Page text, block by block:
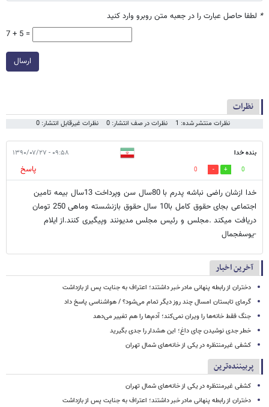
* لطفا حاصل عبارت را در جعبه متن روبرو وارد کنید
7 + 5 =
ارسال
نظرات
نظرات منتشر شده: 1 نظرات در صف انتشار: 0 نظرات غیرقابل انتشار: 0
بنده خدا ۰۹:۵۸ - ۱۳۹۰/۰۷/۲۷
0
0
پاسخ
خدا ازشان راضی نباشه پدرم با 80سال سن وپرداخت 13سال بیمه تامین
اجتماعی بجای حقوق کامل با10 سال حقوق بازنشسته وماهی 250 تومان
دریافت میکند .مجلس و رئیس مجلس مدیونند وپیگیری کنند.از ایلام
-یوسفجمال
آخرین اخبار
دختران از رابطه پنهانی مادر خبر داشتند؛ اعتراف به جنایت پس از بازداشت
گرمای تابستان امسال چند روز دیگر تمام می‌شود؟ / هواشناسی پاسخ داد
جنگ فقط خانه‌ها را ویران نمی‌کند؛ آدم‌ها را هم تغییر می‌دهد
خطر جدی نوشیدن چای داغ؛ این هشدار را جدی بگیرید
کشفی غیرمنتظره در یکی از خانه‌های شمال تهران
پربیننده‌ترین
کشفی غیرمنتظره در یکی از خانه‌های شمال تهران
دختران از رابطه پنهانی مادر خبر داشتند؛ اعتراف به جنایت پس از بازداشت